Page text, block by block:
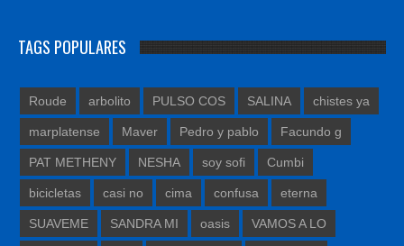
TAGS POPULARES
Roude arbolito PULSO COS SALINA chistes ya
marplatense Maver Pedro y pablo Facundo g
PAT METHENY NESHA soy sofi Cumbi
bicicletas casi no cima confusa eterna
SUAVEME SANDRA MI oasis VAMOS A LO